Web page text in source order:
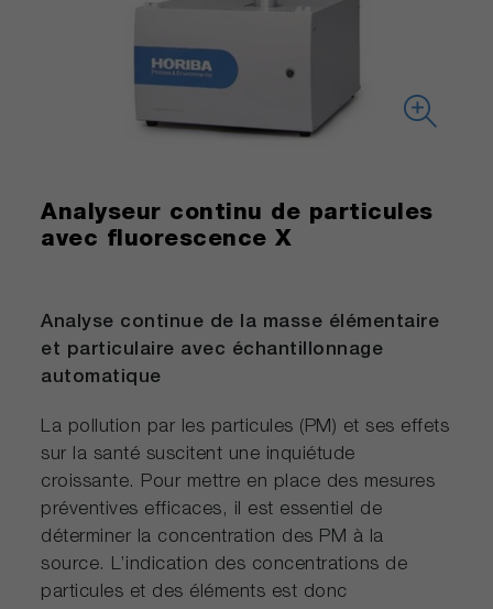
Analyseur continu de particules
avec fluorescence X
Analyse continue de la masse élémentaire
et particulaire avec échantillonnage
automatique
La pollution par les particules (PM) et ses effets
sur la santé suscitent une inquiétude
croissante. Pour mettre en place des mesures
préventives efficaces, il est essentiel de
déterminer la concentration des PM à la
source. L’indication des concentrations de
particules et des éléments est donc